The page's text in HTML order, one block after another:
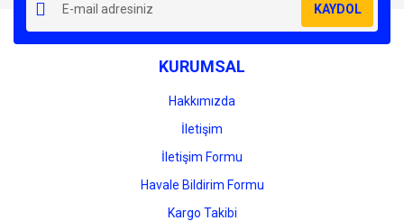
KAYDOL
KURUMSAL
Hakkımızda
İletişim
İletişim Formu
Havale Bildirim Formu
Kargo Takibi